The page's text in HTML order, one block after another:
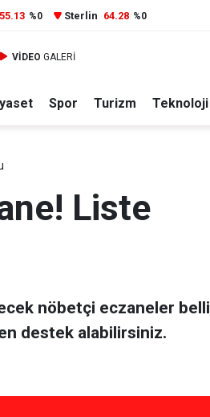
55.13 %0 Sterlin 64.28 %0
VİDEO GALERİ
Spor Turizm Teknoloji
Liste
nöbetçi eczaneler belli
destek alabilirsiniz.